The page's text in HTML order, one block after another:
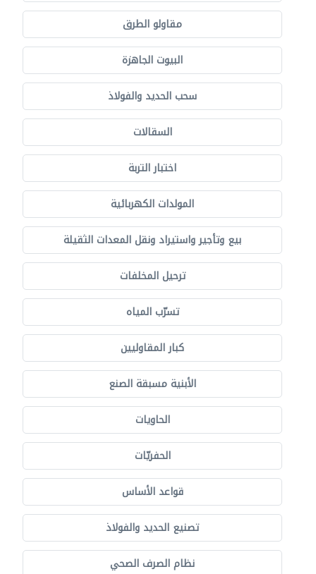
مقاولو الطرق
البيوت الجاهزة
سحب الحديد والفولاذ
السقالات
اختبار التربة
المولدات الكهربائية
بيع وتأجير واستيراد ونقل المعدات الثقيلة
ترحيل المخلفات
تسرّب المياه
كبار المقاوليين
الأبنية مسبقة الصنع
الحاويات
الحفريّات
قواعد الأساس
تصنيع الحديد والفولاذ
نظام الصرف الصحي